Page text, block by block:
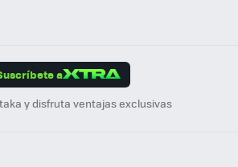
a
y disfruta ventajas exclusivas